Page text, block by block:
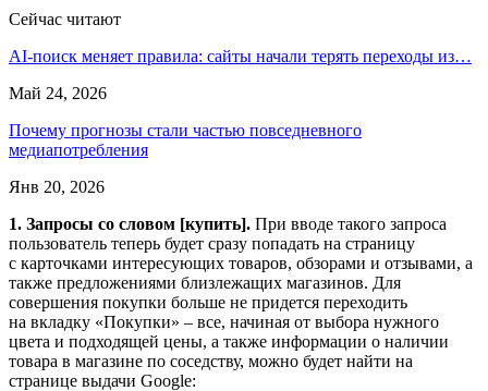
Сейчас читают
AI-поиск меняет правила: сайты начали терять переходы из…
Май 24, 2026
Почему прогнозы стали частью повседневного
медиапотребления
Янв 20, 2026
1. Запросы со словом [купить]. При вводе такого запроса
пользователь теперь будет сразу попадать на страницу
с карточками интересующих товаров, обзорами и отзывами, а
также предложениями близлежащих магазинов. Для
совершения покупки больше не придется переходить
на вкладку «Покупки» – все, начиная от выбора нужного
цвета и подходящей цены, а также информации о наличии
товара в магазине по соседству, можно будет найти на
странице выдачи Google: